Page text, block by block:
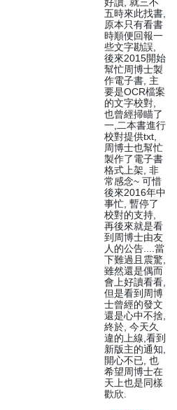
五時來此找書,
原本只有看書
時順便回報一
些文字勘誤,
後來2015開始
幫忙周博士製
作電子書, 主
要是OCR檔案
的文字校對,
也曾經掃瞄了
一,二本書進行
校對提供txt,
周博士也幫忙
製作了電子書
格式上架, 非
常感念~ 可惜
後來2016年中
事忙, 暫停了
校對的支持,
再後來就是看
到周博士由友
人的公告....當
下難過且震驚,
雖然還是偶而
會上好讀看看,
但是看到周博
士曾經的發文
還是心中不捨,
終於, 今天久
違的上線,看到
新版主的通知,
開心不已, 也
希望周博士在
天上也是同樣
歡欣.